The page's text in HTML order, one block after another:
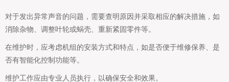
对于发出异常声音的问题，需要查明原因并采取相应的解决措施，如
消除杂物、调整叶轮或蜗壳、重新紧固零件等。
在维护时，应考虑机组的安装方式和特点，如是否便于维修保养、是
否有智能化控制功能等。
维护工作应由专业人员执行，以确保安全和效果。